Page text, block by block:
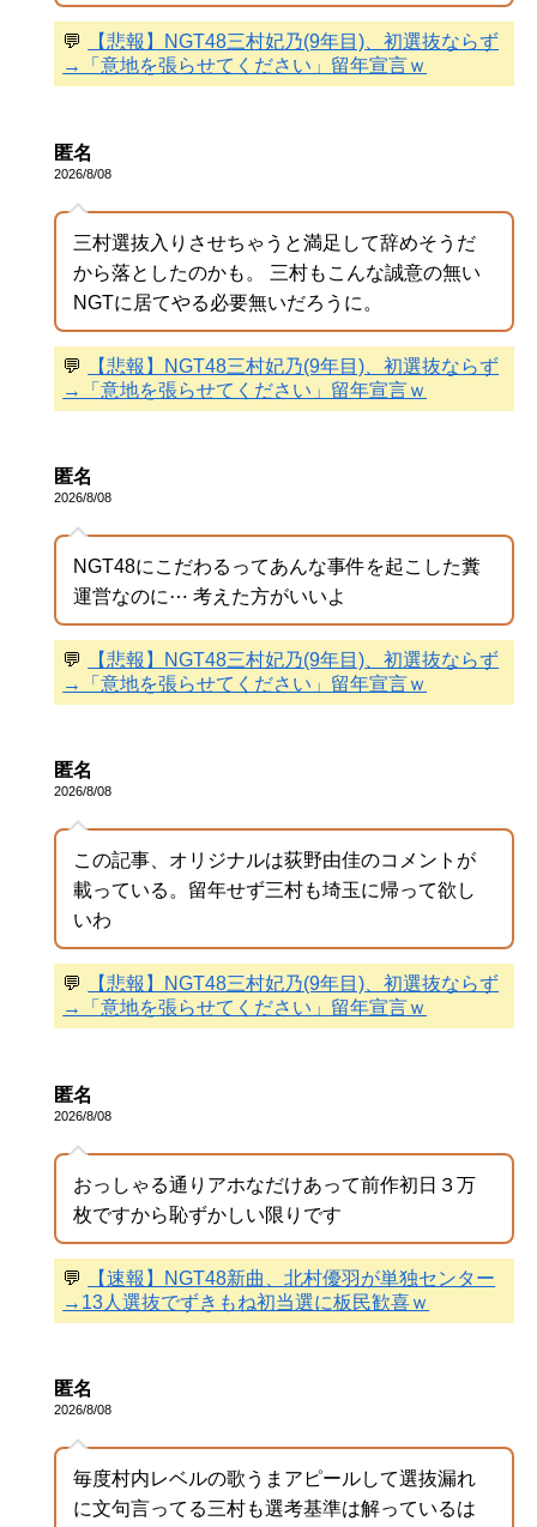
💬
【悲報】NGT48三村妃乃(9年目)、初選抜ならず
→「意地を張らせてください」留年宣言ｗ
匿名
2026/8/08
三村選抜入りさせちゃうと満足して辞めそうだ
から落としたのかも。 三村もこんな誠意の無い
NGTに居てやる必要無いだろうに。
💬
【悲報】NGT48三村妃乃(9年目)、初選抜ならず
→「意地を張らせてください」留年宣言ｗ
匿名
2026/8/08
NGT48にこだわるってあんな事件を起こした糞
運営なのに⋯ 考えた方がいいよ
💬
【悲報】NGT48三村妃乃(9年目)、初選抜ならず
→「意地を張らせてください」留年宣言ｗ
匿名
2026/8/08
この記事、オリジナルは荻野由佳のコメントが
載っている。留年せず三村も埼玉に帰って欲し
いわ
💬
【悲報】NGT48三村妃乃(9年目)、初選抜ならず
→「意地を張らせてください」留年宣言ｗ
匿名
2026/8/08
おっしゃる通りアホなだけあって前作初日３万
枚ですから恥ずかしい限りです
💬
【速報】NGT48新曲、北村優羽が単独センター
→13人選抜でずきもね初当選に板民歓喜ｗ
匿名
2026/8/08
毎度村内レベルの歌うまアピールして選抜漏れ
に文句言ってる三村も選考基準は解っているは